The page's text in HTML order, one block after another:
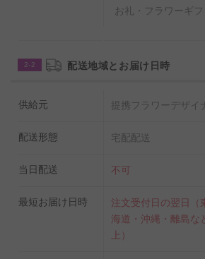
お礼・フラワーギフ
2-2 配送地域とお届け日時
供給元 提携フラワーデザイ
配送形態 宅配配送
当日配送 不可
最短お届け日時
注文受付日の翌日（
海道・沖縄・離島な
上）